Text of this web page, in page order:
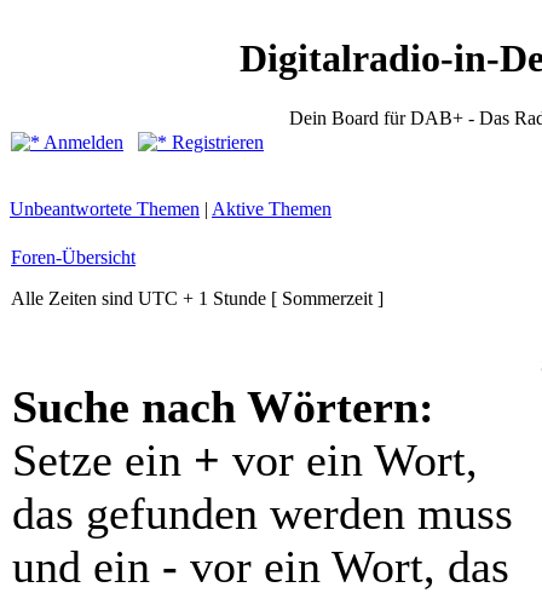
Digitalradio-in-
Dein Board für DAB+ - Das
Anmelden
Registrieren
Unbeantwortete Themen | Aktive Themen
Foren-Übersicht
Alle Zeiten sind UTC + 1 Stunde [ Sommerzeit ]
Suche nach Wörtern:
Setze ein + vor ein Wort,
das gefunden werden muss
und ein - vor ein Wort, das